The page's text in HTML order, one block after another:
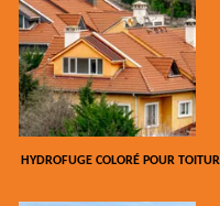
HYDROFUGE COLORÉ POUR